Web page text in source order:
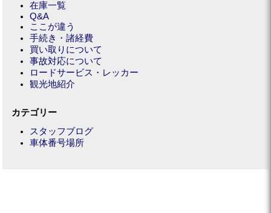
在庫一覧
Q&A
ここが違う
手続き・諸経費
買い取りについて
事故対応について
ロードサービス・レッカー
観光地紹介
カテゴリー
スタッフブログ
車体番号場所